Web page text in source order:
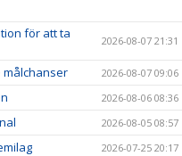
för att ta
2026-08-07 21:31
målchanser 2026-08-07 09:06
2026-08-06 08:36
2026-08-05 08:57
2026-07-25 20:17